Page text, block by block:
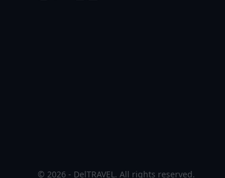
© 2026 - DelTRAVEL. All rights reserved.